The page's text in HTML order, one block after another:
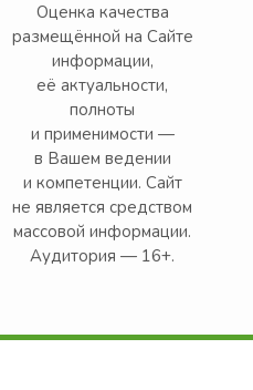
Оценка качества
размещённой на Сайте
информации,
её актуальности,
полноты
и применимости —
в Вашем ведении
и компетенции. Сайт
не является средством
массовой информации.
Аудитория — 16+.